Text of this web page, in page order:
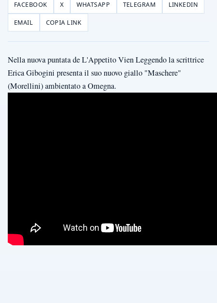
FACEBOOK X WHATSAPP TELEGRAM LINKEDIN
EMAIL COPIA LINK
Nella nuova puntata de L'Appetito Vien Leggendo la scrittrice
Erica Gibogini presenta il suo nuovo giallo "Maschere"
(Morellini) ambientato a Omegna.